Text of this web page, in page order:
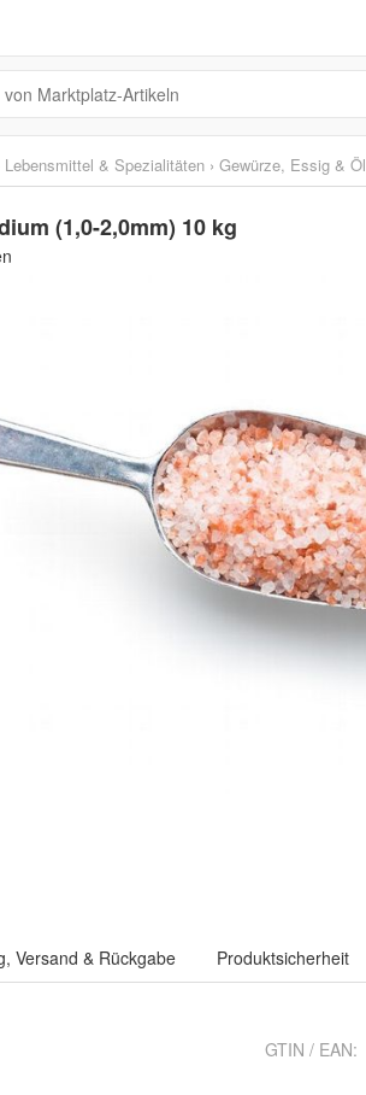
Lebensmittel & Spezialitäten › Gewürze, Essig & Öl
(1,0-2,0mm) 10 kg
Versand & Rückgabe Produktsicherheit
GTIN / EAN: